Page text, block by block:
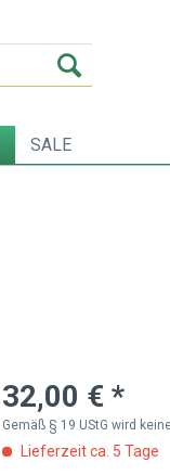
SALE
32,00 € *
Gemäß § 19 UStG wird
Lieferzeit ca. 5 Tage